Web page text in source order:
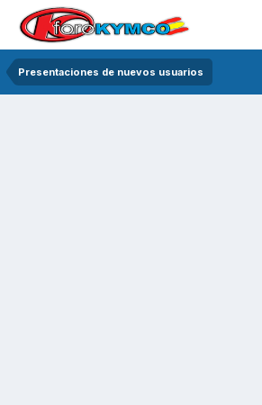
Presentaciones de nuevos usuarios